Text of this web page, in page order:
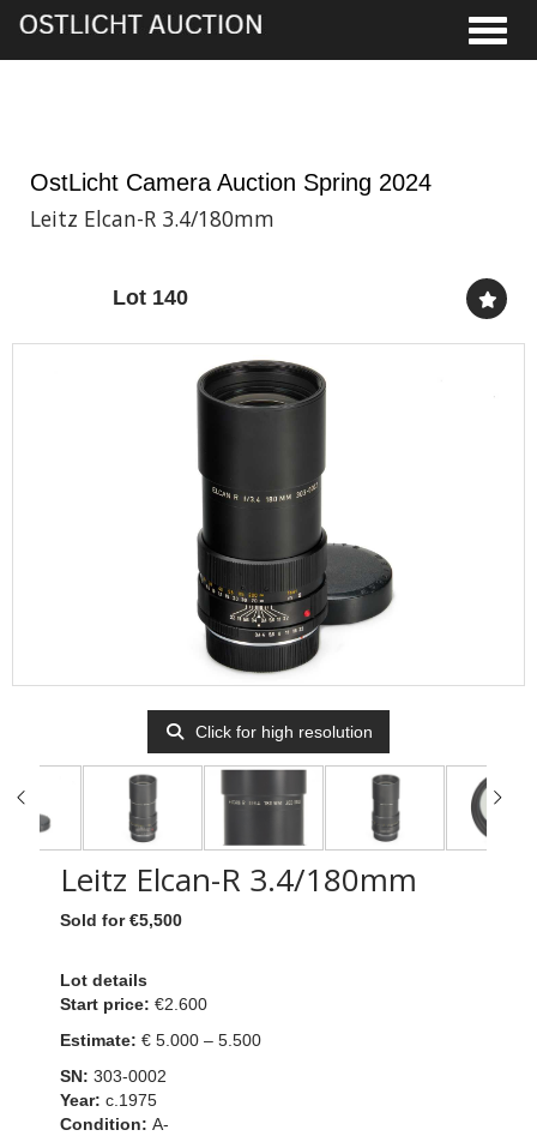
OstLicht Camera Auction Spring 2024
Leitz Elcan-R 3.4/180mm
Lot 140
Click for high resolution
Leitz Elcan-R 3.4/180mm
Sold for €5,500
Lot details
Start price: €2.600
Estimate: € 5.000 – 5.500
SN: 303-0002
Year: c.1975
Condition: A-